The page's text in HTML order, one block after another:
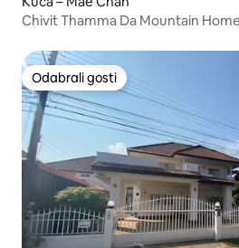
Chivit Thamma Da Mountain Home
Odabrali gosti
Odabrali gosti